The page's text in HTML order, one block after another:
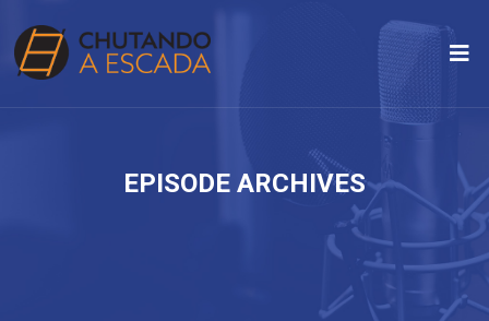
EPISODE ARCHIVES